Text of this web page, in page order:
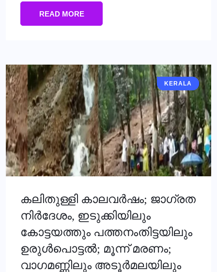
READ MORE
KERALA
KERALA
കലിതുള്ളി കാലവര്‍ഷം; ജാഗ്രത
നിര്‍ദേശം, ഇടുക്കിയിലും
കോട്ടയത്തും പത്തനംതിട്ടയിലും
ഉരുള്‍പൊട്ടല്‍; മൂന്ന് മരണം;
വാഗമണ്ണിലും അടൂര്‍മലയിലും